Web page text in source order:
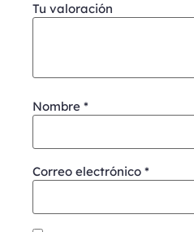
Tu valoración
Nombre *
Correo electrónico *